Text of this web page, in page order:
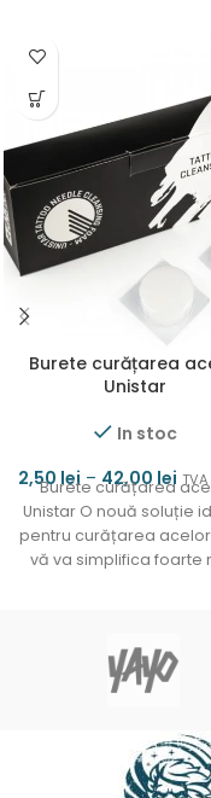
Burete curățarea
Unistar
In stoc
2,50 lei – 42,00 lei
Burete curățarea
Unistar O nouă soluție
pentru curățarea
vă va simplifica foarte